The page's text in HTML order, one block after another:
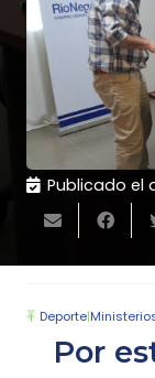
Publicado el
Deporte|
Por